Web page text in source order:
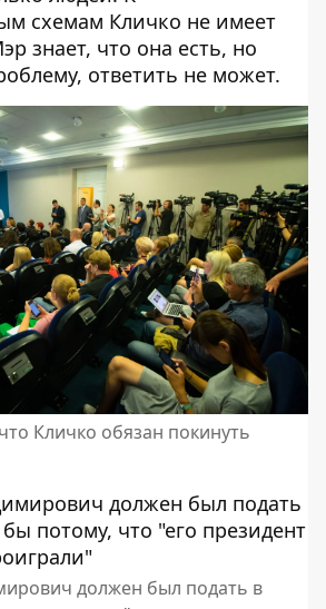
схемам Кличко не имеет
знает, что она есть, но
ответить не может.
Кличко обязан покинуть
должен был подать в